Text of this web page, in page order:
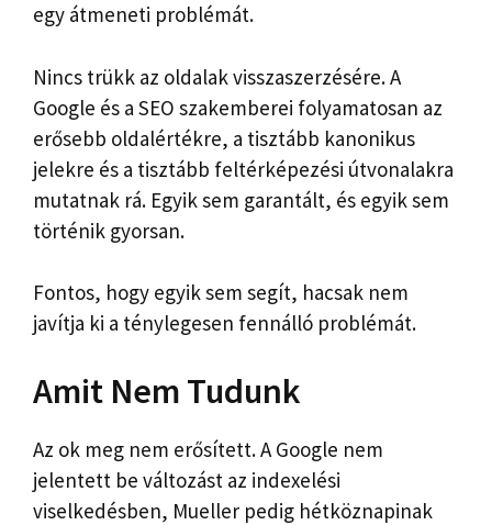
egy átmeneti problémát.
Nincs trükk az oldalak visszaszerzésére. A
Google és a SEO szakemberei folyamatosan az
erősebb oldalértékre, a tisztább kanonikus
jelekre és a tisztább feltérképezési útvonalakra
mutatnak rá. Egyik sem garantált, és egyik sem
történik gyorsan.
Fontos, hogy egyik sem segít, hacsak nem
javítja ki a ténylegesen fennálló problémát.
Amit Nem Tudunk
Az ok meg nem erősített. A Google nem
jelentett be változást az indexelési
viselkedésben, Mueller pedig hétköznapinak